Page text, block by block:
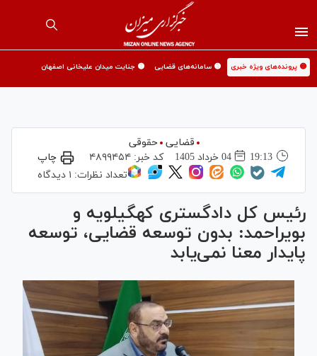
🟡 پرونده‌های ویژه خبری 🟡 سامانه‌های قضایی 🟡 جنایت میدان علیخانی اصفهان
قضایی حقوقی
19:13
04 خرداد 1405 کد خبر: ۴۸۹۹۴۵۴
چاپ
تعداد نظرات: ۱ دیدگاه
رئیس کل دادگستری کهگیلویه و
بویراحمد: بدون توسعه قضایی، توسعه
پایدار معنا نمی‌یابد